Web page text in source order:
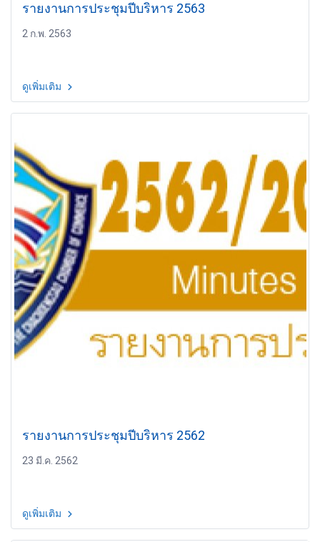
รายงานการประชุมปีบริหาร 2563
2 ก.พ. 2563
ดูเพิ่มเติม
รายงานการประชุมปีบริหาร 2562
23 มี.ค. 2562
ดูเพิ่มเติม